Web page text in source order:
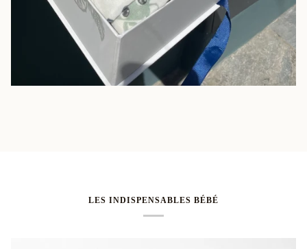
LES INDISPENSABLES BÉBÉ